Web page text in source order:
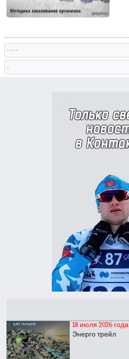
18 июля 2026 года
Энерго трейл